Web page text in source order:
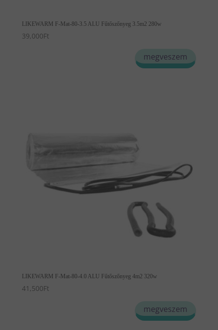
LIKEWARM F-Mat-80-3.5 ALU Fűtőszőnyeg 3.5m2 280w
39,000Ft
megveszem
LIKEWARM F-Mat-80-4.0 ALU Fűtőszőnyeg 4m2 320w
41,500Ft
megveszem